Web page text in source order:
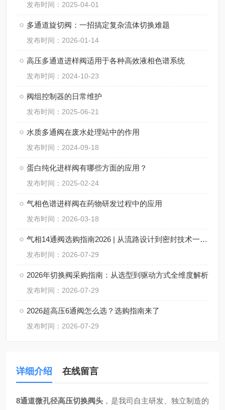
发布时间：2025-04-01
多通道旋切阀：一招搞定复杂流体切换难题
发布时间：2026-01-14
高压多通道进样阀适用于各种高效液相色谱系统
发布时间：2024-10-23
阀组控制器的日常维护
发布时间：2025-06-21
水质多通阀在废水处理站中的作用
发布时间：2024-09-18
蛋白纯化进样阀有哪些方面的应用？
发布时间：2025-02-24
气相色谱进样阀在药物研发过程中的应用
发布时间：2026-03-18
气相14通阀选购指南2026 | 从流路设计到密封技术一次讲透
发布时间：2026-07-29
2026年切换阀采购指南：从选型到驱动方式全维度解析
发布时间：2026-07-29
2026超高压6通阀怎么选？选购指南来了
发布时间：2026-07-29
详细介绍 在线留言
8通道微孔径高压切换阀头 ，是我司自主研发、独立制造的